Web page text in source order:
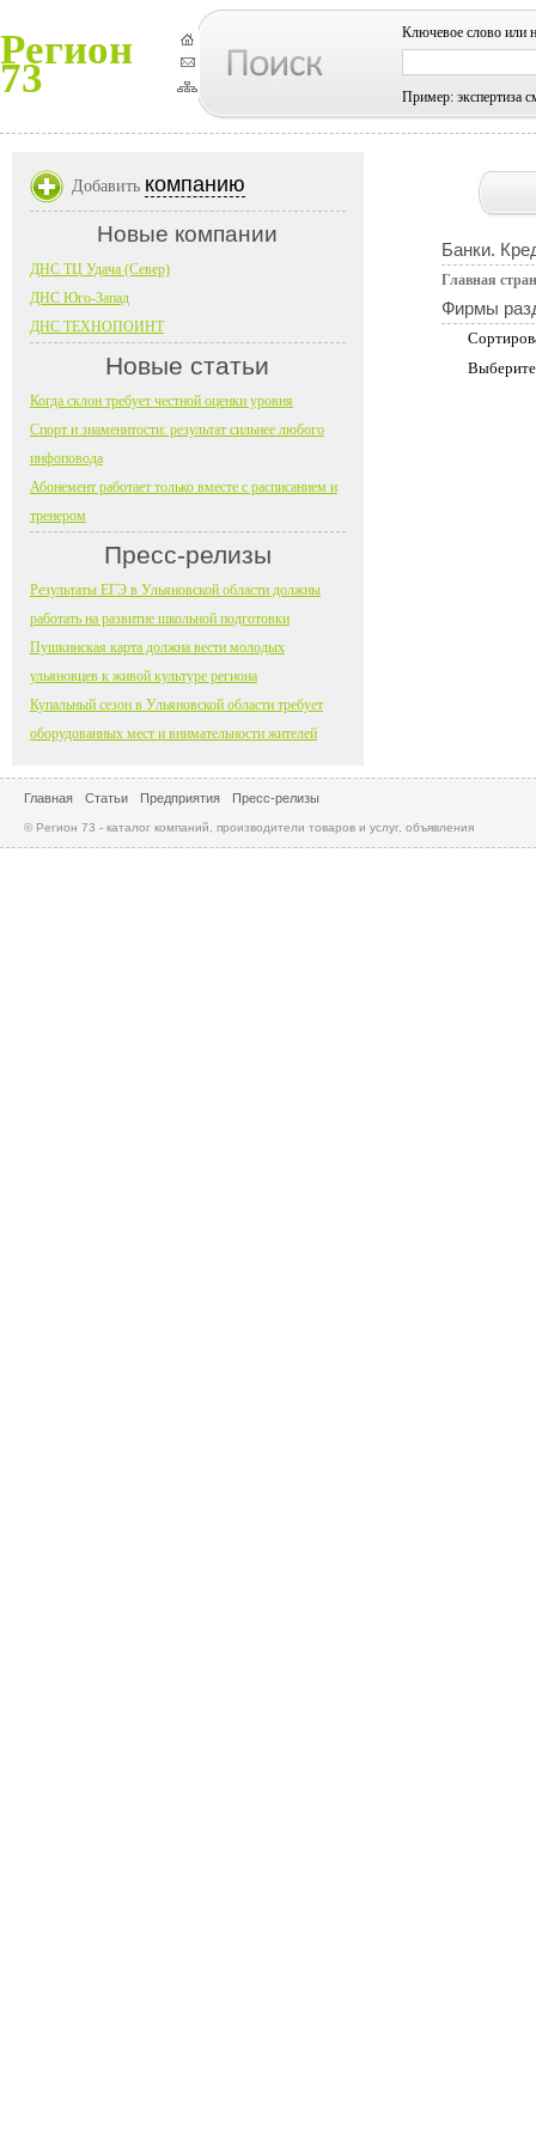
Регион
73
Ключевое слово или
Пример: экспертиза
Банки.
Главная
Фирмы
Добавить компанию
Новые компании
ДНС ТЦ Удача (Север)
ДНС Юго-Запад
ДНС ТЕХНОПОИНТ
Новые статьи
Когда склон требует честной оценки уровня
Спорт и знаменитости: результат сильнее любого
инфоповода
Абонемент работает только вместе с расписанием и
тренером
Пресс-релизы
Результаты ЕГЭ в Ульяновской области должны
работать на развитие школьной подготовки
Пушкинская карта должна вести молодых
ульяновцев к живой культуре региона
Купальный сезон в Ульяновской области требует
оборудованных мест и внимательности жителей
Главная Статьи Предприятия Пресс-релизы
© Регион 73 - каталог компаний, производители товаров и услуг, объявления